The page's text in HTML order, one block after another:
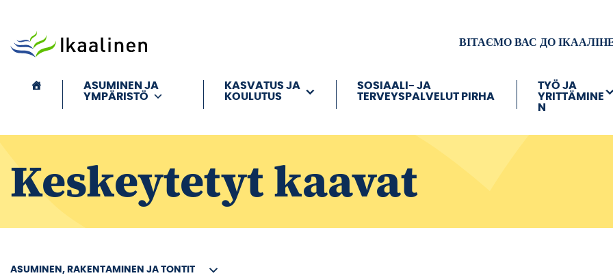
ВІТАЄМО ВАС ДО
ASUMINEN JA
YMPÄRISTÖ
KASVATUS JA
KOULUTUS
SOSIAALI- JA
TERVEYSPALVELUT PIRHA
TYÖ JA
YRITTÄMINE
N
Keskeytetyt kaavat
ASUMINEN, RAKENTAMINEN JA TONTIT